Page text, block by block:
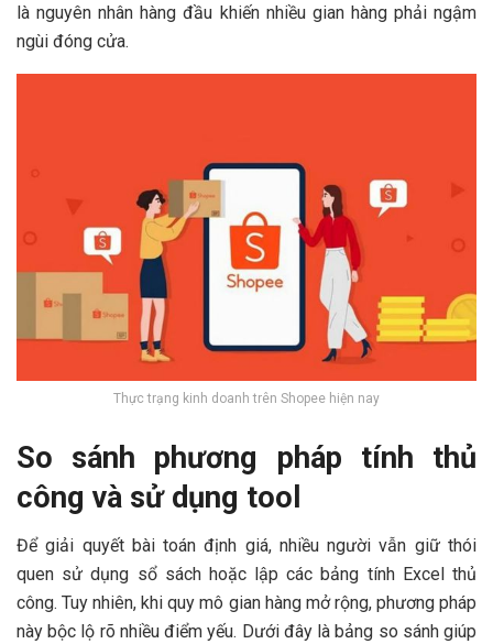
là nguyên nhân hàng đầu khiến nhiều gian hàng phải ngậm
ngùi đóng cửa.
Thực trạng kinh doanh trên Shopee hiện nay
So sánh phương pháp tính thủ
công và sử dụng tool
Để giải quyết bài toán định giá, nhiều người vẫn giữ thói
quen sử dụng sổ sách hoặc lập các bảng tính Excel thủ
công. Tuy nhiên, khi quy mô gian hàng mở rộng, phương pháp
này bộc lộ rõ nhiều điểm yếu. Dưới đây là bảng so sánh giúp